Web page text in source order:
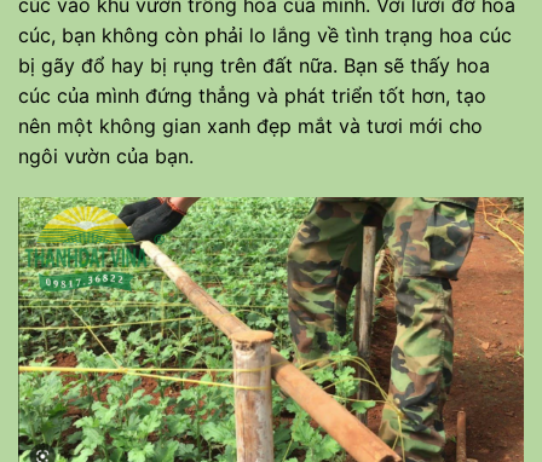
cúc, bạn không còn phải lo lắng về tình trạng hoa cúc
bị gãy đổ hay bị rụng trên đất nữa. Bạn sẽ thấy hoa
cúc của mình đứng thẳng và phát triển tốt hơn, tạo
nên một không gian xanh đẹp mắt và tươi mới cho
ngôi vườn của bạn.